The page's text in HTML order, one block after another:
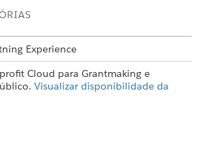
Experience
Cloud para Grantmaking e
Visualizar disponibilidade da